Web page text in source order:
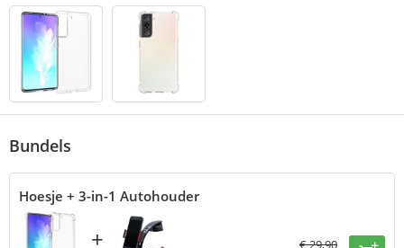
Bundels
Hoesje + 3-in-1 Autohouder
+ €29,90